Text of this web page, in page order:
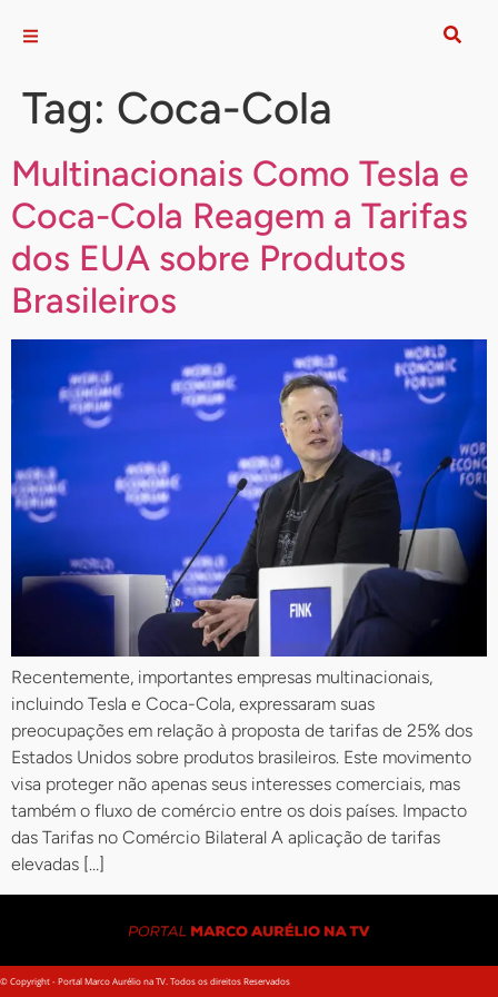
Tag: Coca-Cola
Multinacionais Como Tesla e
Coca-Cola Reagem a Tarifas
dos EUA sobre Produtos
Brasileiros
Recentemente, importantes empresas multinacionais,
incluindo Tesla e Coca-Cola, expressaram suas
preocupações em relação à proposta de tarifas de 25% dos
Estados Unidos sobre produtos brasileiros. Este movimento
visa proteger não apenas seus interesses comerciais, mas
também o fluxo de comércio entre os dois países. Impacto
das Tarifas no Comércio Bilateral A aplicação de tarifas
elevadas […]
© Copyright - Portal Marco Aurélio na TV. Todos os direitos Reservados